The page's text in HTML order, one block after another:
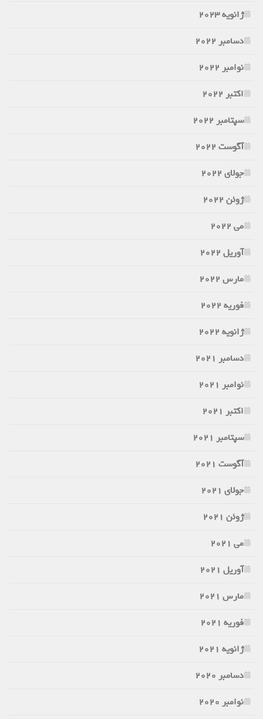
ژانویه 2023
دسامبر 2022
نوامبر 2022
اکتبر 2022
سپتامبر 2022
آگوست 2022
جولای 2022
ژوئن 2022
می 2022
آوریل 2022
مارس 2022
فوریه 2022
ژانویه 2022
دسامبر 2021
نوامبر 2021
اکتبر 2021
سپتامبر 2021
آگوست 2021
جولای 2021
ژوئن 2021
می 2021
آوریل 2021
مارس 2021
فوریه 2021
ژانویه 2021
دسامبر 2020
نوامبر 2020